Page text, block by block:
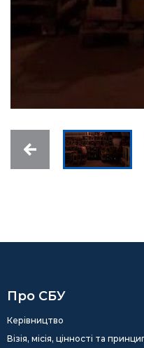
Про СБУ
Керівництво
Візія, місія, цінності та